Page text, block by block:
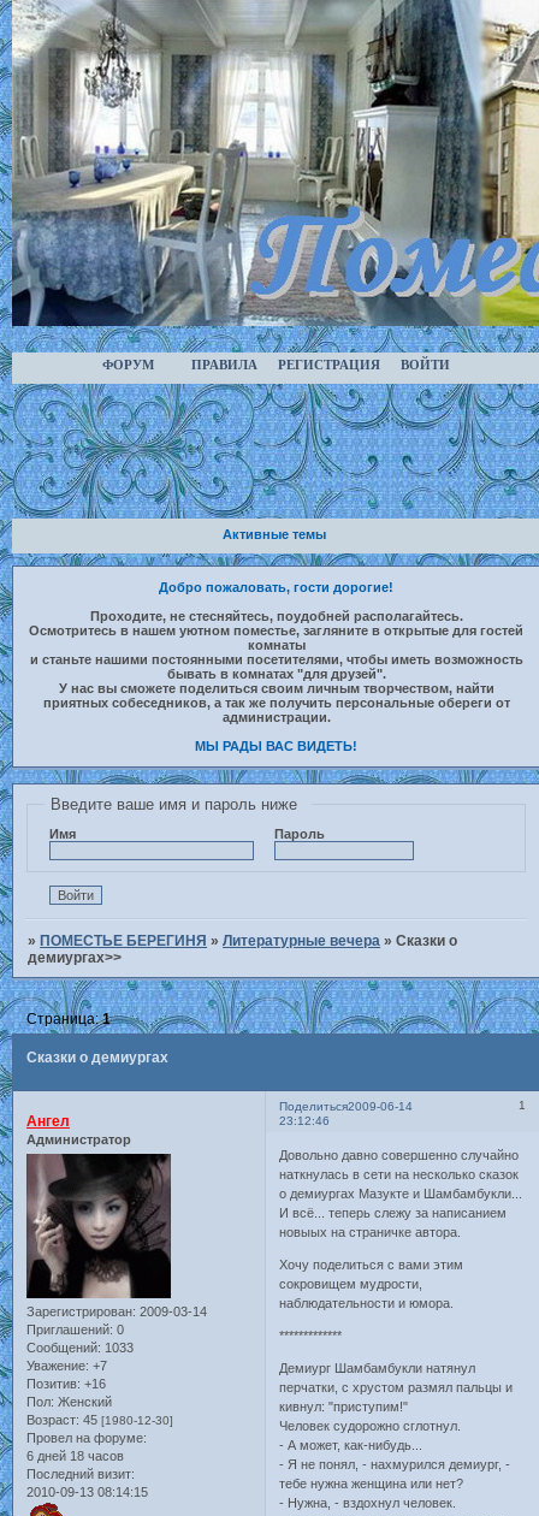
ФОРУМ ПРАВИЛА РЕГИСТРАЦИЯ ВОЙТИ
Активные темы
Добро пожаловать, гости дорогие!
Проходите, не стесняйтесь, поудобней располагайтесь.
Осмотритесь в нашем уютном поместье, загляните в открытые для гостей
комнаты
и станьте нашими постоянными посетителями, чтобы иметь возможность
бывать в комнатах "для друзей".
У нас вы сможете поделиться своим личным творчеством, найти
приятных собеседников, а так же получить персональные обереги от
администрации.
МЫ РАДЫ ВАС ВИДЕТЬ!
Введите ваше имя и пароль ниже
Имя Пароль
»ПОМЕСТЬЕ БЕРЕГИНЯ »Литературные вечера »Сказки о
демиургах>>
Сказки о демиургах
Страница:1
Поделиться 1
2009-06-14
23:12:46
Ангел
Администратор
Зарегистрирован: 2009-03-14
Приглашений: 0
Сообщений: 1033
Уважение: +7
Позитив: +16
Пол: Женский
Возраст: 45 [1980-12-30]
Провел на форуме:
6 дней 18 часов
Последний визит:
2010-09-13 08:14:15
Довольно давно совершенно случайно
наткнулась в сети на несколько сказок
о демиургах Мазукте и Шамбамбукли...
И всё... теперь слежу за написанием
новыых на страничке автора.
Хочу поделиться с вами этим
сокровищем мудрости,
наблюдательности и юмора.
*************
Демиург Шамбамбукли натянул
перчатки, с хрустом размял пальцы и
кивнул: "приступим!"
Человек судорожно сглотнул.
- А может, как-нибудь...
- Я не понял, - нахмурился демиург, -
тебе нужна женщина или нет?
- Нужна, - вздохнул человек.